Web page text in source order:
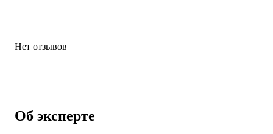
Нет отзывов
Об эксперте